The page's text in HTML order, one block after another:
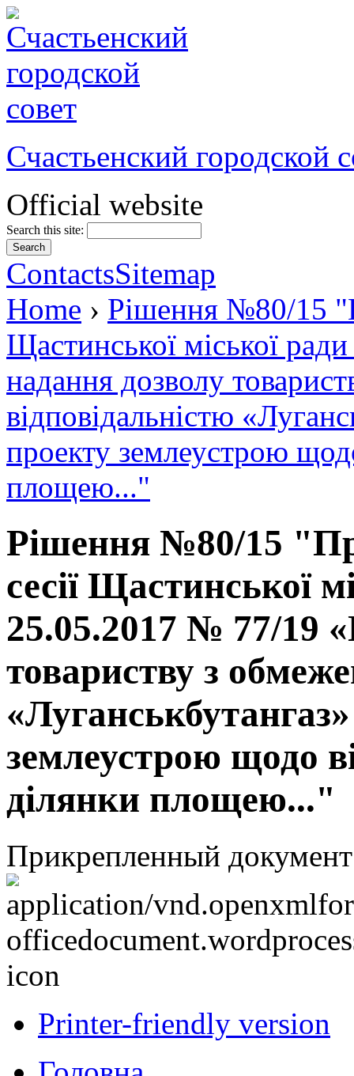
Счастьенский городской
Official website
Search this site:
ContactsSitemap
Home › Рішення №80/15
Щастинської міської
надання дозволу
відповідальністю
проекту землеустрою
площею..."
Рішення №80/15
сесії Щастинської
25.05.2017 № 77/19
товариству з
землеустрою щодо
ділянки площею..."
Прикрепленный
Printer-friendly version